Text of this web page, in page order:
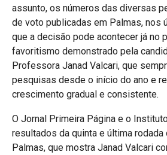
assunto, os números das diversas
de voto publicadas em Palmas, nos
que a decisão pode acontecer já no
favoritismo demonstrado pela
Professora Janad Valcari, que
pesquisas desde o início do ano e
crescimento gradual e consistente.
O Jornal Primeira Página e o
resultados da quinta e última
Palmas, que mostra Janad Valcari